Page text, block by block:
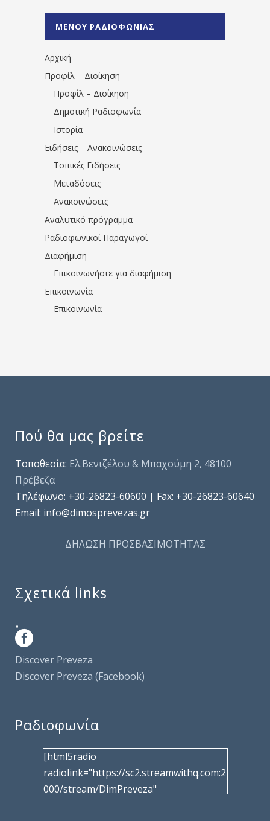
1531194763766854/" artist="" ]
ΜΕΝΟΥ ΡΑΔΙΟΦΩΝΙΑΣ
Αρχική
Προφίλ – Διοίκηση
Προφίλ – Διοίκηση
Δημοτική Ραδιοφωνία
Ιστορία
Ειδήσεις – Ανακοινώσεις
Τοπικές Ειδήσεις
Μεταδόσεις
Ανακοινώσεις
Αναλυτικό πρόγραμμα
Ραδιοφωνικοί Παραγωγοί
Διαφήμιση
Επικοινωνήστε για διαφήμιση
Επικοινωνία
Επικοινωνία
Πού θα μας βρείτε
Τοποθεσία: Ελ.Βενιζέλου & Μπαχούμη 2, 48100
Πρέβεζα
Τηλέφωνo: +30-26823-60600 | Fax: +30-26823-60640
Email: info@dimosprevezas.gr
ΔΗΛΩΣΗ ΠΡΟΣΒΑΣΙΜΟΤΗΤΑΣ
Σχετικά links
.
Discover Preveza
Discover Preveza (Facebook)
Ραδιοφωνία
[html5radio
radiolink="https://sc2.streamwithq.com:2
000/stream/DimPreveza"